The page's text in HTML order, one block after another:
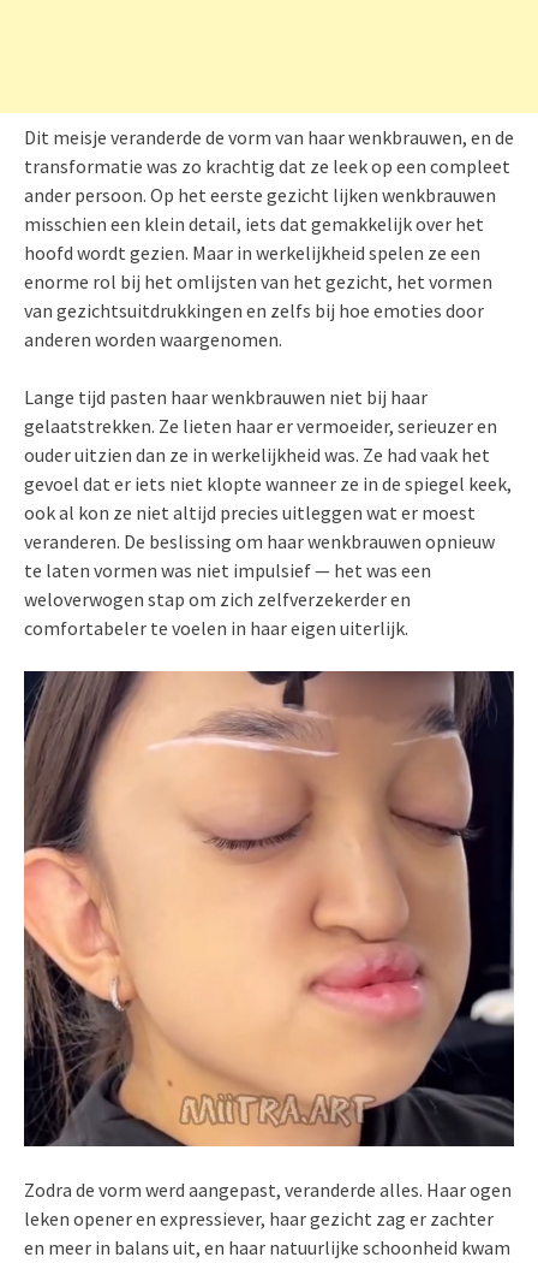
Dit meisje veranderde de vorm van haar wenkbrauwen, en de
transformatie was zo krachtig dat ze leek op een compleet
ander persoon. Op het eerste gezicht lijken wenkbrauwen
misschien een klein detail, iets dat gemakkelijk over het
hoofd wordt gezien. Maar in werkelijkheid spelen ze een
enorme rol bij het omlijsten van het gezicht, het vormen
van gezichtsuitdrukkingen en zelfs bij hoe emoties door
anderen worden waargenomen.
Lange tijd pasten haar wenkbrauwen niet bij haar
gelaatstrekken. Ze lieten haar er vermoeider, serieuzer en
ouder uitzien dan ze in werkelijkheid was. Ze had vaak het
gevoel dat er iets niet klopte wanneer ze in de spiegel keek,
ook al kon ze niet altijd precies uitleggen wat er moest
veranderen. De beslissing om haar wenkbrauwen opnieuw
te laten vormen was niet impulsief — het was een
weloverwogen stap om zich zelfverzekerder en
comfortabeler te voelen in haar eigen uiterlijk.
Zodra de vorm werd aangepast, veranderde alles. Haar ogen
leken opener en expressiever, haar gezicht zag er zachter
en meer in balans uit, en haar natuurlijke schoonheid kwam